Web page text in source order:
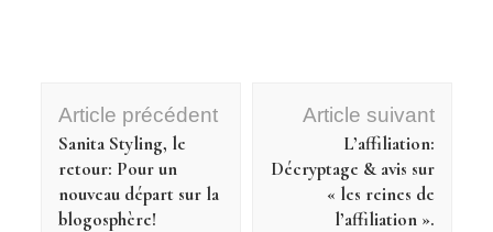
Navigation
d'article
Article précédent
Sanita Styling, le
retour: Pour un
nouveau départ sur la
blogosphère!
Article suivant
L’affiliation:
Décryptage & avis sur
« les reines de
l’affiliation ».